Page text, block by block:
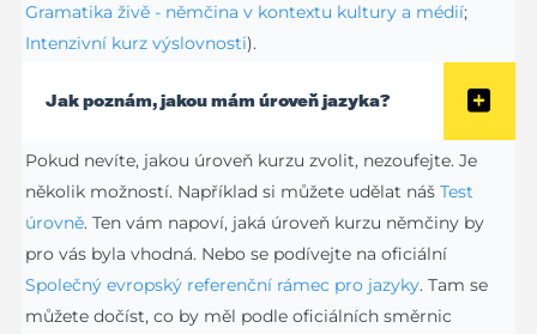
Gramatika živě - němčina v kontextu kultury a médií;
Intenzivní kurz výslovnosti).
Jak poznám, jakou mám úroveň jazyka?
Pokud nevíte, jakou úroveň kurzu zvolit, nezoufejte. Je
několik možností. Například si můžete udělat nášTest
úrovně. Ten vám napoví, jaká úroveň kurzu němčiny by
pro vás byla vhodná. Nebo se podívejte na oficiální
Společný evropský referenční rámec pro jazyky. Tam se
můžete dočíst, co by měl podle oficiálních směrnic